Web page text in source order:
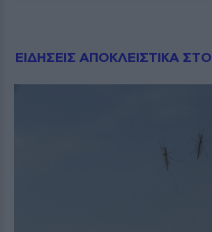
ΕΙΔΗΣΕΙΣ ΑΠΟΚΛΕΙΣΤΙΚΑ ΣΤΟ